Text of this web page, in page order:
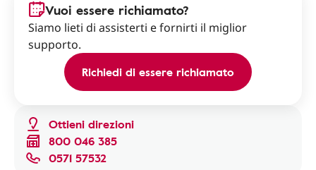
Ottieni direzioni
800 046 385
0571 57532
Vuoi essere richiamato?
Siamo lieti di assisterti e fornirti il miglior
supporto.
Richiedi di essere richiamato